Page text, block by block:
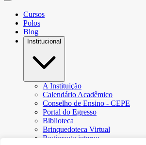
Cursos
Polos
Blog
Institucional
A Instituição
Calendário Acadêmico
Conselho de Ensino - CEPE
Portal do Egresso
Biblioteca
Brinquedoteca Virtual
Regimento interno